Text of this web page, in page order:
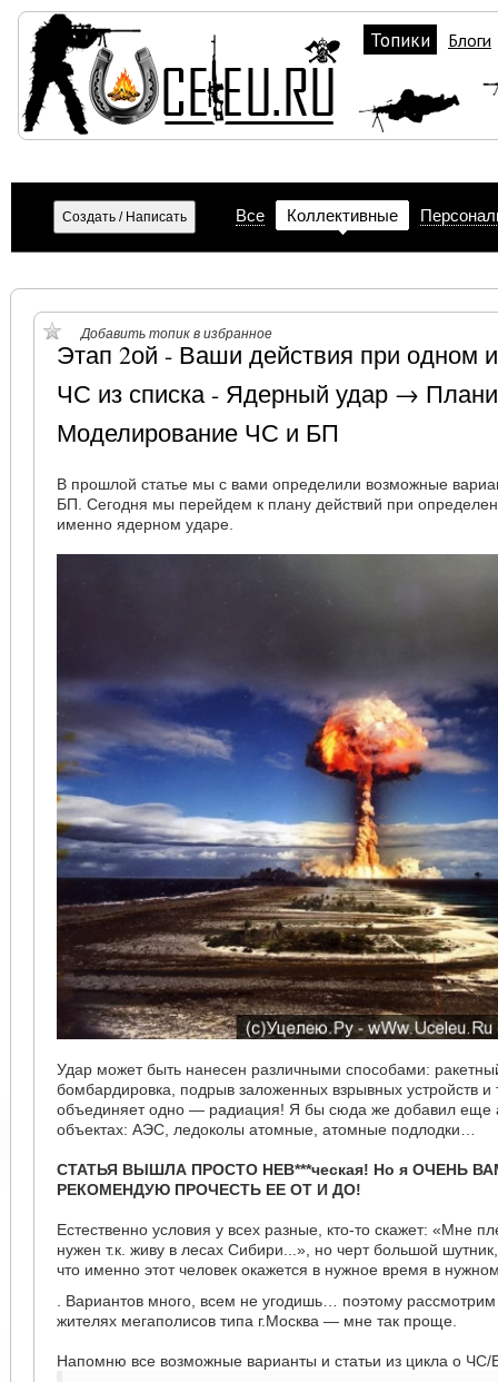
Топики Блоги
Все Коллективные
Добавить топик в избранное
Этап 2ой - Ваши действия при одном
ЧС из списка - Ядерный удар →
Моделирование ЧС и БП
В прошлой статье мы с вами определили возможные
БП. Сегодня мы перейдем к плану действий при
именно ядерном ударе.
Удар может быть нанесен различными способами:
бомбардировка, подрыв заложенных взрывных устройств и
объединяет одно — радиация! Я бы сюда же добавил еще
объектах: АЭС, ледоколы атомные, атомные подлодки…
СТАТЬЯ ВЫШЛА ПРОСТО НЕВ***ческая! Но я ОЧЕНЬ
РЕКОМЕНДУЮ ПРОЧЕСТЬ ЕЕ ОТ И ДО!
Естественно условия у всех разные, кто-то скажет: «Мне
нужен т.к. живу в лесах Сибири...», но черт большой
что именно этот человек окажется в нужное время в
. Вариантов много, всем не угодишь… поэтому
жителях мегаполисов типа г.Москва — мне так проще.
Напомню все возможные варианты и статьи из цикла о ЧС/